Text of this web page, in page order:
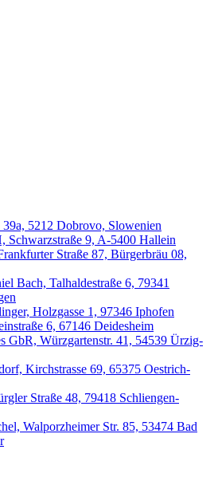
5212 Dobrovo, Slowenien
Schwarzstraße 9, A-5400 Hallein
Straße 87, Bürgerbräu 08,
Bach, Talhaldestraße 6, 79341
Holzgasse 1, 97346 Iphofen
6, 67146 Deidesheim
GbR, Würzgartenstr. 41, 54539 Ürzig-
Kirchstrasse 69, 65375 Oestrich-
Straße 48, 79418 Schliengen-
Walporzheimer Str. 85, 53474 Bad